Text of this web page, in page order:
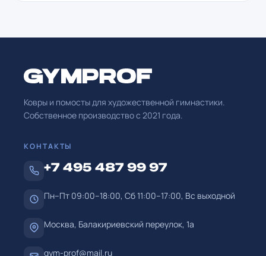
Ковры и помосты для художественной гимнастики.
Собственное производство с 2021 года.
КОНТАКТЫ
+7 495 487 99 97
Пн–Пт 09:00–18:00, Сб 11:00–17:00, Вс выходной
Москва, Балакириевский переулок, 1а
gym-prof@mail.ru